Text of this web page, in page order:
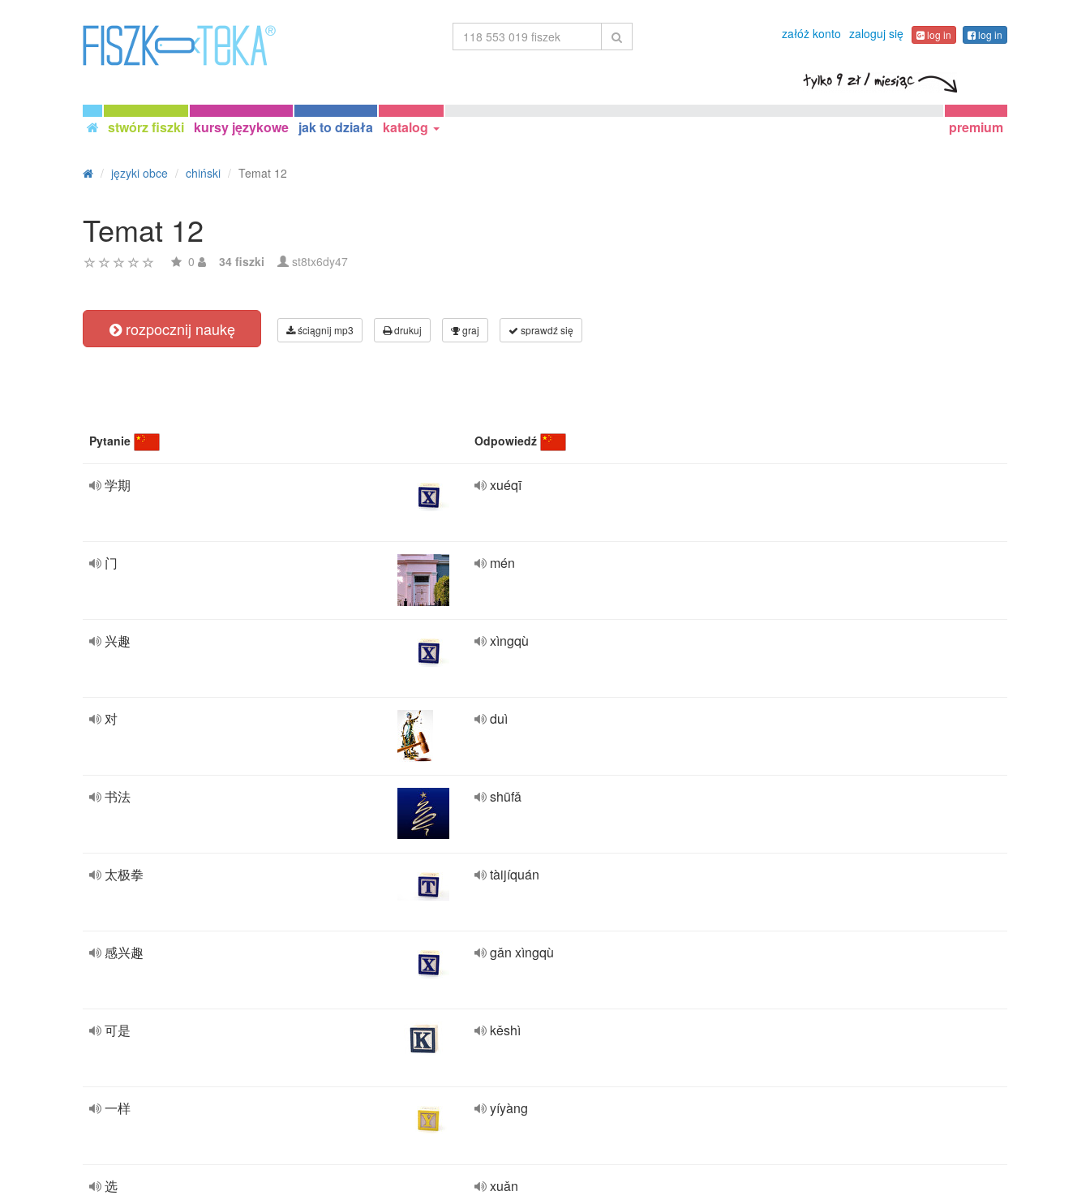
załóż konto zaloguj się log in log in
stwórz fiszki kursy językowe jak to działa katalog premium
języki obce chiński Temat 12
Temat 12
0 34 fiszki st8tx6dy47
rozpocznij naukę ściągnij mp3 drukuj graj sprawdź się
Pytanie Odpowiedź
学期 xuéqī
门 mén
兴趣 xìngqù
对 duì
书法 shūfǎ
太极拳 tàijíquán
感兴趣 gǎn xìngqù
可是 kěshì
一样 yíyàng
选 xuǎn